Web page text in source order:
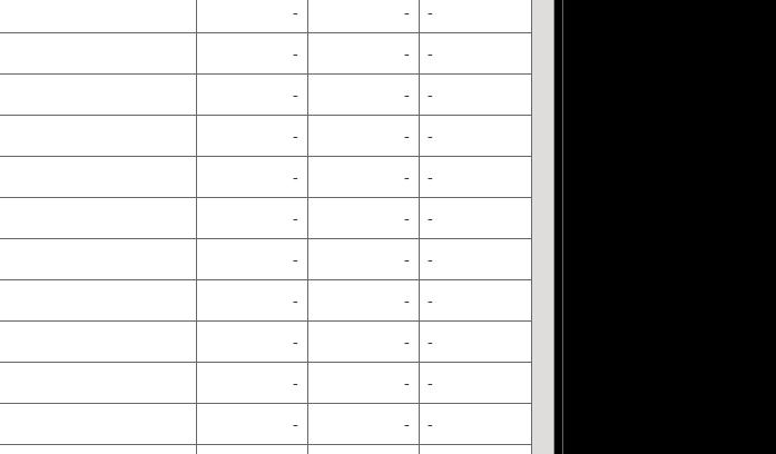
- - -
- - -
- - -
- - -
- - -
- - -
- - -
- - -
- - -
- - -
- - -